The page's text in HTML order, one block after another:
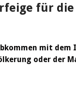
für
mit dem
oder der